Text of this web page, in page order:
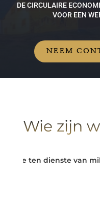
DE CIRCULAIRE
VOOR EEN
NEEM
Wie zijn
ten dienste van milieu